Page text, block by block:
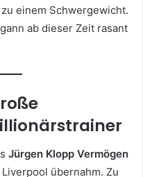
einem Schwergewicht.
ab dieser Zeit rasant
Jürgen Klopp Vermögen
übernahm. Zu